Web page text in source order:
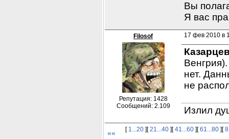
Вы
Я вас
Filosof
Репутация: 1428
Сообщений: 2.109
17 фев 2010 в
нет.
не
Излил
«« [ 1...20 ][21...40 ][41...60 ][61...80 ][